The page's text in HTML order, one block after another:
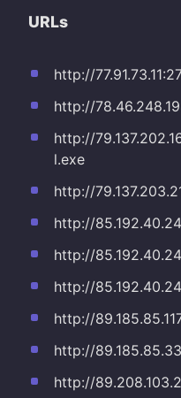
URLs
http://
http://
http://
l.exe
http://
http://
http://
http://
http://
http://
http://